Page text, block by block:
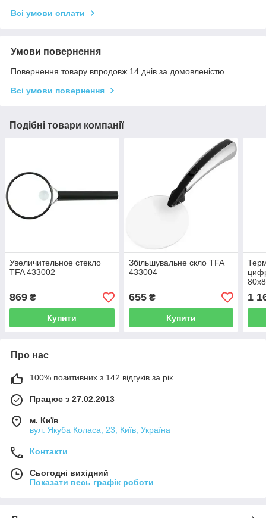
Всі умови оплати
Умови повернення
Повернення товару впродовж 14 днів за домовленістю
Всі умови повернення
Подібні товари компанії
Увеличительное стекло
TFA 433002
869 ₴
Купити
Збільшувальне скло TFA
433004
655₴
Купити
1
Про нас
100% позитивних з 142 відгуків за рік
Працює з 27.02.2013
м. Київ
вул. Якуба Коласа, 23, Київ, Україна
Контакти
Сьогодні вихідний
Показати весь графік роботи